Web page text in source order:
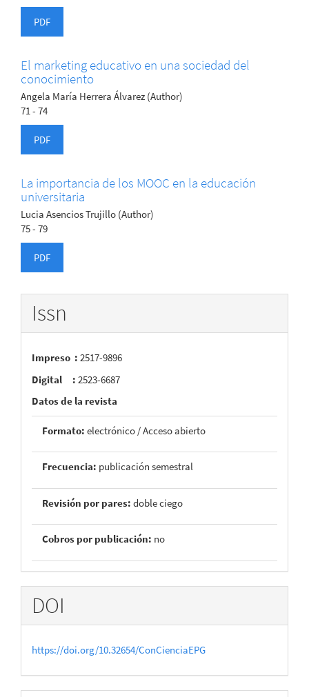
PDF
El marketing educativo en una sociedad del
conocimiento
Angela María Herrera Álvarez (Author)
71 - 74
PDF
La importancia de los MOOC en la educación
universitaria
Lucia Asencios Trujillo (Author)
75 - 79
PDF
Issn
Impreso : 2517-9896
Digital : 2523-6687
Datos de la revista
Formato: electrónico / Acceso abierto
Frecuencia: publicación semestral
Revisión por pares: doble ciego
Cobros por publicación: no
DOI
https://doi.org/10.32654/ConCienciaEPG